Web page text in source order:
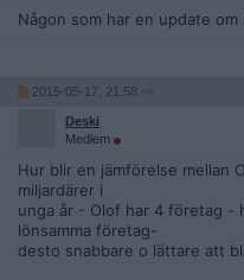
Någon som har en update om
2015-05-17, 21:58
Deski
Medlem
Hur blir en jämförelse mellan
miljardärer i
unga år - Olof har 4 företag -
lönsamma företag-
desto snabbare o lättare att